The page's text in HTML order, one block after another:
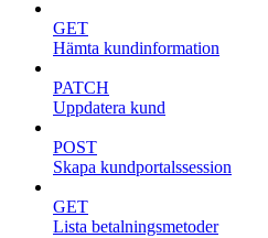
GET
Hämta kundinformation
PATCH
Uppdatera kund
POST
Skapa kundportalssession
GET
Lista betalningsmetoder